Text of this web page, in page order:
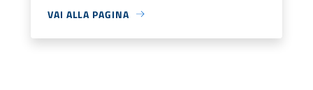
VAI ALLA PAGINA